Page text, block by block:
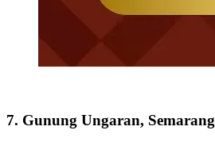
7. Gunung Ungaran, Semarang